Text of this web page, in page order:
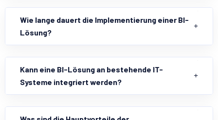
Wie lange dauert die Implementierung einer BI-
Lösung?
Kann eine BI-Lösung an bestehende IT-
Systeme integriert werden?